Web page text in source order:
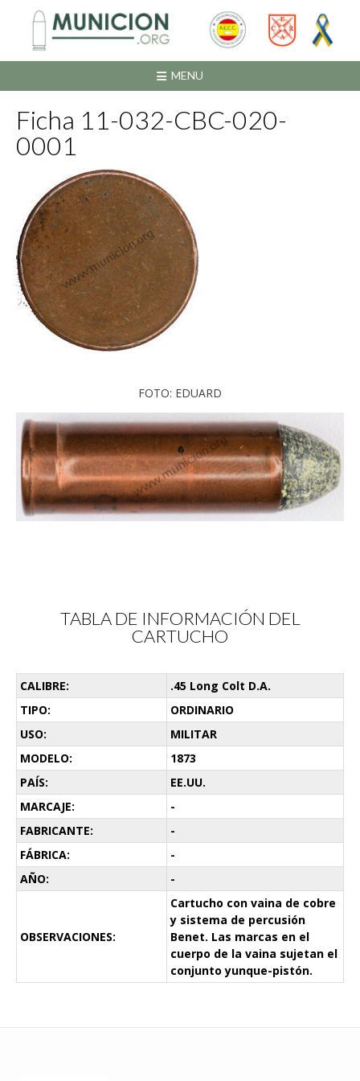
contenido
MENU
Ficha 11-032-CBC-020-
0001
FOTO: EDUARD
TABLA DE INFORMACIÓN DEL
CARTUCHO
CALIBRE:
.45 Long Colt D.A.
TIPO:
ORDINARIO
USO:
MILITAR
MODELO:
1873
PAÍS:
EE.UU.
MARCAJE:
-
FABRICANTE:
-
FÁBRICA:
-
AÑO:
-
OBSERVACIONES:
Cartucho con vaina de cobre
y sistema de percusión
Benet. Las marcas en el
cuerpo de la vaina sujetan el
conjunto yunque-pistón.